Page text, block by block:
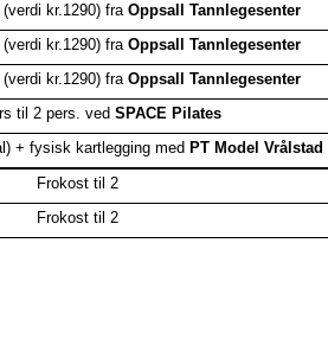
kr.1290) fraOppsall Tannlegesenter
kr.1290) fraOppsall Tannlegesenter
kr.1290) fraOppsall Tannlegesenter
til 2 pers. ved SPACE Pilates
+ fysisk kartlegging med PT Model Vrålstad
Frokost til 2
Frokost til 2